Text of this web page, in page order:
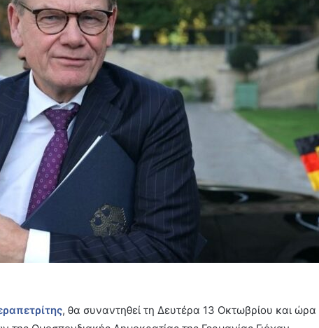
, θα συναντηθεί τη Δευτέρα 13 Οκτωβρίου και ώρα